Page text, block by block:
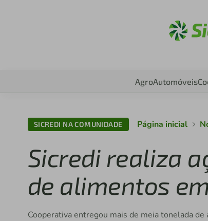
AgroAutomóveis
SICREDI NA COMUNIDADE Página inicial
Sicredi realiza
de alimentos
Cooperativa entregou mais de meia tonelada